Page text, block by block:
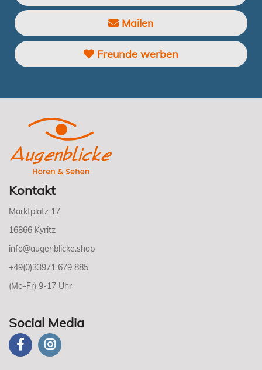
Mailen
Freunde werben
Kontakt
Marktplatz 17
16866 Kyritz
info@augenblicke.shop
+49(0)33971 679 885
(Mo-Fr) 9-17 Uhr
Social Media